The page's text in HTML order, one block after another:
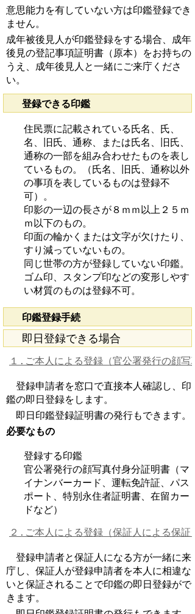
意思能力を有していない方は印鑑登録でき
ません。
成年被後見人が印鑑登録をする場合、成年
後見の登記事項証明書（原本）をお持ちの
うえ、成年後見人と一緒にご来庁くださ
い。
登録できる印鑑
住民票に記載されている氏名、氏、
名、旧氏、通称、または氏名、旧氏、
通称の一部を組み合わせたものを表し
ているもの。（氏名、旧氏、通称以外
の事項を表しているものは登録不
可）。
印影の一辺の長さが８ｍｍ以上２５ｍ
ｍ以下のもの。
印面の輪かくまたは文字が欠けたり、
すり減っていないもの。
同じ世帯の方が登録していない印鑑。
ゴム印、スタンプ印などの変形しやす
い材質のものは登録不可。
印鑑登録手続
即日登録できる場合
１.ご本人による登録（官公署発行の顔
登録申請者を窓口で直接本人確認し、印
鑑の即日登録をします。
即日印鑑登録証明書の発行もできます。
必要なもの
登録する印鑑
官公署発行の顔写真付身分証明書（マ
イナンバーカード、運転免許証、パス
ポート、特別永住者証明書、在留カー
ドなど）
２.ご本人による登録（保証人による保証）
登録申請者と保証人になる方が一緒に来
庁し、保証人が登録申請者を本人に相違な
いと保証されることで印鑑の即日登録がで
きます。